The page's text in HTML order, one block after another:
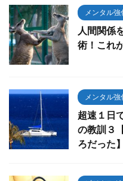
メンタル強
人間関係
術！これ
メンタル強
超速１日
の教訓３
ろだった